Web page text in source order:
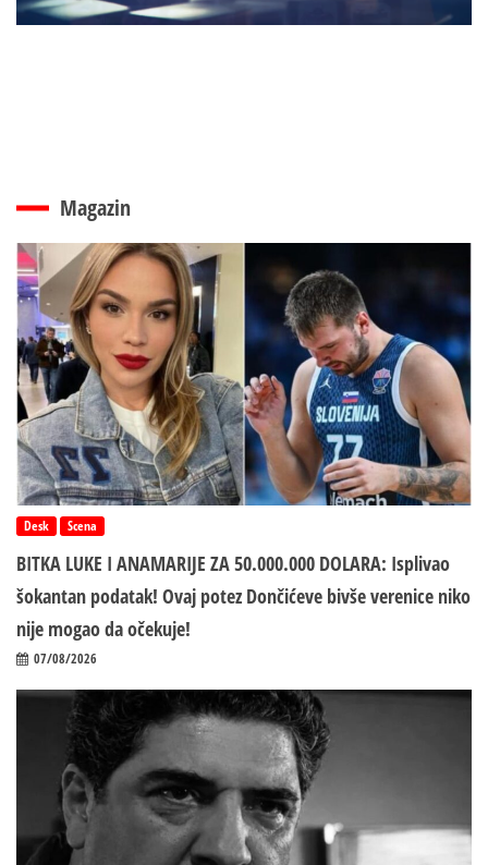
Magazin
Desk Scena
BITKA LUKE I ANAMARIJE ZA 50.000.000 DOLARA: Isplivao
šokantan podatak! Ovaj potez Dončićeve bivše verenice niko
nije mogao da očekuje!
07/08/2026